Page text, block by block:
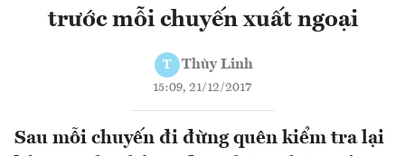
trước mỗi chuyến xuất ngoại
T Thùy Linh
15:09, 21/12/2017
Sau mỗi chuyến đi đừng quên kiểm tra lại